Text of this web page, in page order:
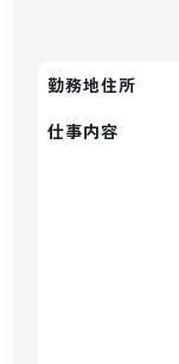
勤務地住所
仕事内容